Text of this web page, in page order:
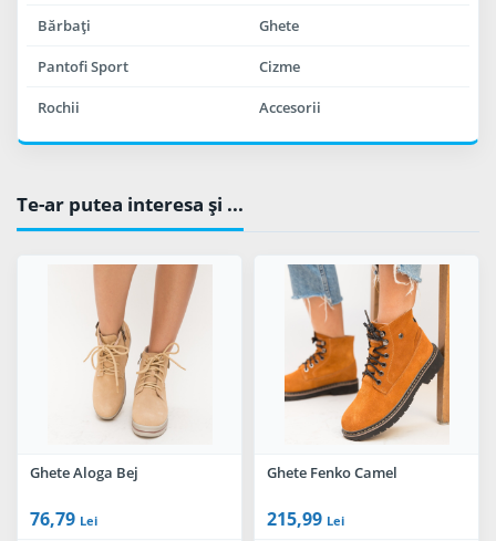
Bărbaţi Ghete
Pantofi Sport Cizme
Rochii Accesorii
Te-ar putea interesa şi ...
Ghete Aloga Bej
76,79 Lei
Ghete Fenko Camel
215,99 Lei